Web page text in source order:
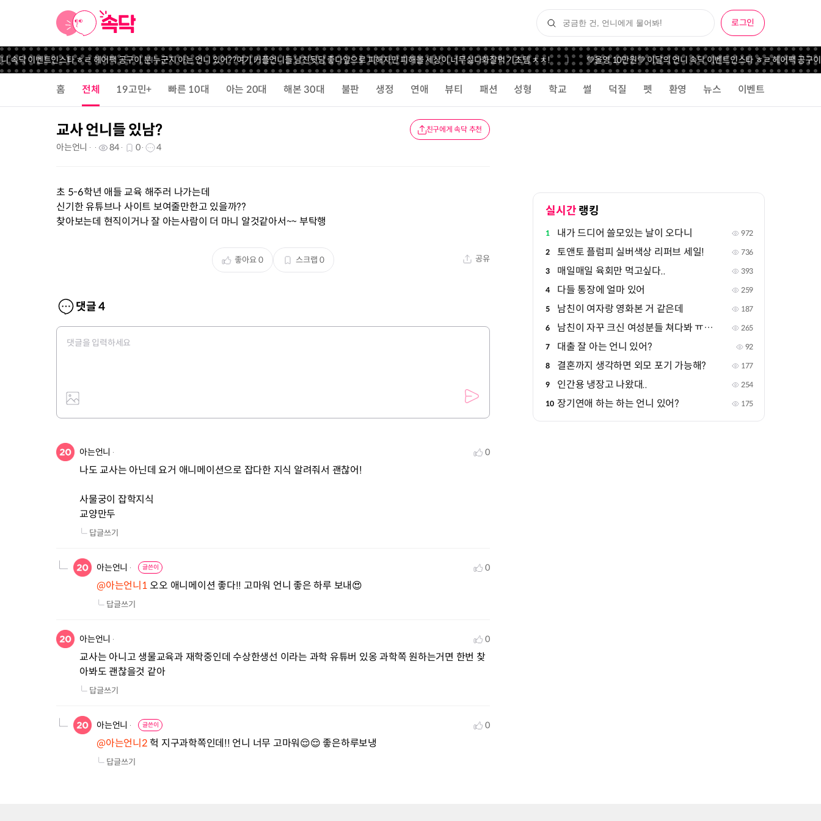
로그인
속닥 이벤트인스타 ㅎㄹ 헤어팩 공구이 분 누군지 아는 언니 있어??여기 커플언니들 남친뒷담 좋다앞으로 피해자만 피해볼 세상이 너무싫다화잘먹 기초템 ㅊㅊ! 💚올영 10만원💚 이달의 언니 속닥 이벤트인스타 ㅎㄹ 헤어팩 공구이
홈 전체 19고민+ 빠른 10대 아는 20대 해본 30대 불판 생정 연애 뷰티 패션 성형 학교 썰 덕질 펫 환영 뉴스 이벤트
교사 언니들 있남? 친구에게 속닥 추천
아는언니 84 0 4
초 5-6학년 애들 교육 해주러 나가는데
신기한 유튜브나 사이트 보여줄만한고 있을까??
찾아보는데 현직이거나 잘 아는사람이 더 마니 알것같아서~~ 부탁행
좋아요0 스크랩 0 공유
댓글4
아는언니 0
나도 교사는 아닌데 요거 애니메이션으로 잡다한 지식 알려줘서 괜찮어!
사물궁이 잡학지식
교양만두
답글쓰기
아는언니 글쓴이 0
@아는언니1 오오 애니메이션 좋다!! 고마워 언니 좋은 하루 보내😍
답글쓰기
아는언니 0
교사는 아니고 생물교육과 재학중인데 수상한생선 이라는 과학 유튜버 있옹 과학쪽 원하는거면 한번 찾
아봐도 괜찮을것 같아
답글쓰기
아는언니 글쓴이 0
@아는언니2 헉 지구과학쪽인데!! 언니 너무 고마워😌😌 좋은하루보냉
답글쓰기
실시간 랭킹
1 내가 드디어 쓸모있는 날이 오다니 972
2 토앤토 플럼피 실버색상 리퍼브 세일! 736
3 매일매일 육회만 먹고싶다.. 393
4 다들 통장에 얼마 있어 259
5 남친이 여자랑 영화본 거 같은데 187
6 남친이 자꾸 크신 여성분들 쳐다봐 ㅠㅠㅠ 265
7 대출 잘 아는 언니 있어? 92
8 결혼까지 생각하면 외모 포기 가능해? 177
9 인간용 냉장고 나왔대.. 254
10 장기연애 하는 하는 언니 있어? 175